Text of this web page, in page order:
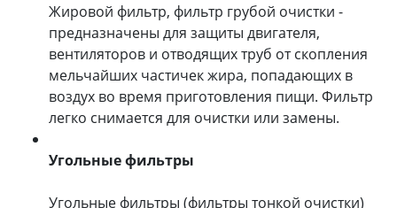
Жировой фильтр, фильтр грубой очистки -
предназначены для защиты двигателя,
вентиляторов и отводящих труб от скопления
мельчайших частичек жира, попадающих в
воздух во время приготовления пищи. Фильтр
легко снимается для очистки или замены.
Угольные фильтры
Угольные фильтры (фильтры тонкой очистки)